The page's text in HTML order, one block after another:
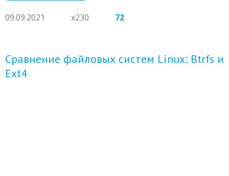
09.09.2021 x230 72
Сравнение файловых систем Linux: Btrfs и
Ext4